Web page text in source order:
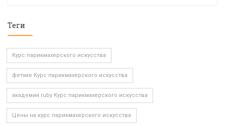
Теги
Курс парикмахерского искусства
фетхие Курс парикмахерского искусства
академия ruby Курс парикмахерского искусства
Цены на курс парикмахерского искусства